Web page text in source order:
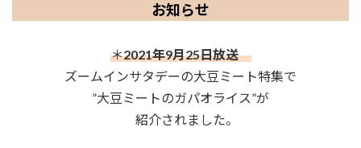
お知らせ
＊2021年9月25日放送
ズームインサタデーの大豆ミート特集で
”大豆ミートのガパオライス”が
紹介されました。